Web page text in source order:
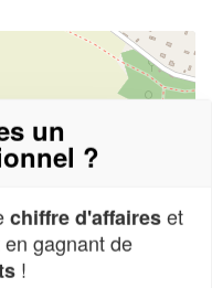
un
?
chiffre d'affaireset
gagnant de
!